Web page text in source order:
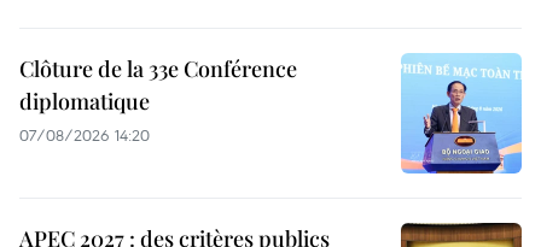
Clôture de la 33e Conférence
diplomatique
07/08/2026 14:20
APEC 2027 : des critères publics